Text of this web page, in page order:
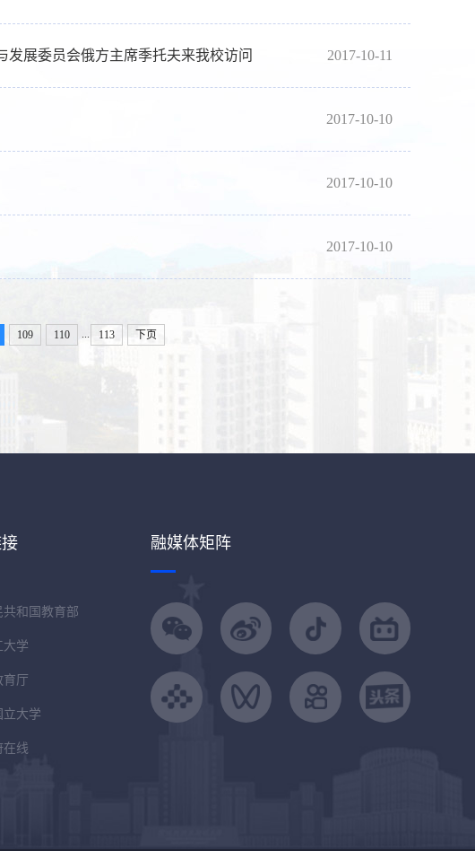
展委员会俄方主席季托夫来我校访问 2017-10-11
2017-10-10
2017-10-10
2017-10-10
109 110 113 下页
共和国教育部
大学
育厅
立大学
在线
融媒体矩阵